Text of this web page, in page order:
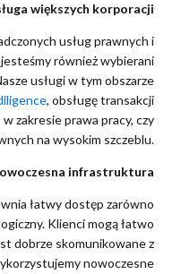
większych korporacji
usług prawnych i
również wybierani
usługi w tym obszarze
, obsługę transakcji
zakresie prawa pracy, czy
na wysokim szczeblu.
infrastruktura
łatwy dostęp zarówno
Klienci mogą łatwo
dobrze skomunikowane z
nowoczesne